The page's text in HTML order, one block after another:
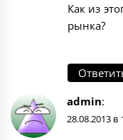
Как из
рынка?
admin:
28.08.2013 в